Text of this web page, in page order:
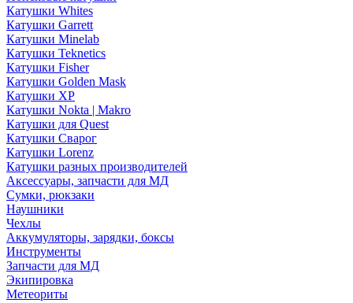
Катушки Whites
Катушки Garrett
Катушки Minelab
Катушки Teknetics
Катушки Fisher
Катушки Golden Mask
Катушки XP
Катушки Nokta | Makro
Катушки для Quest
Катушки Сварог
Катушки Lorenz
Катушки разных производителей
Аксессуары, запчасти для МД
Сумки, рюкзаки
Наушники
Чехлы
Аккумуляторы, зарядки, боксы
Инструменты
Запчасти для МД
Экипировка
Метеориты